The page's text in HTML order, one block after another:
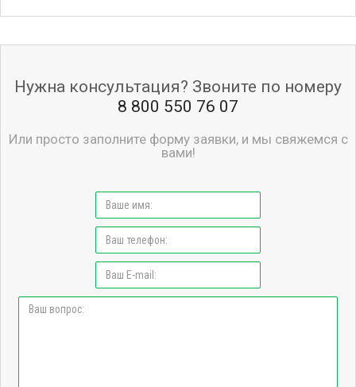
Нужна консультация? Звоните по номеру
8 800 550 76 07
Или просто заполните форму заявки, и мы свяжемся с
вами!